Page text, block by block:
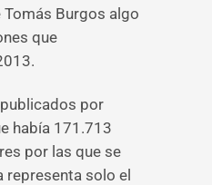
Burgos algo
que
por
había 171.713
por las que se
solo el